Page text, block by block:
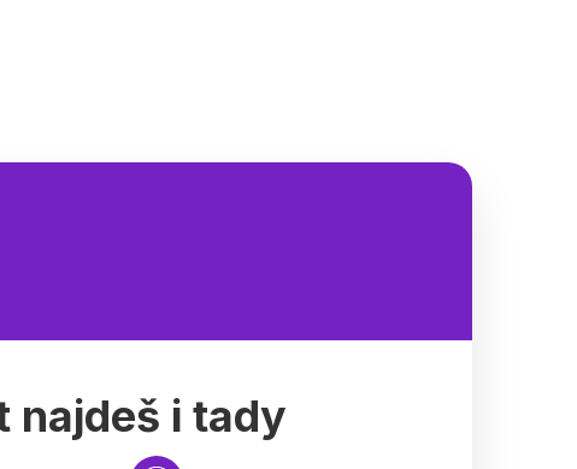
najdeš i tady